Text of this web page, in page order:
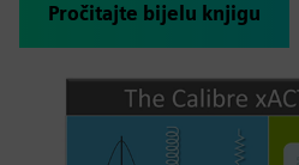
Pročitajte bijelu knjigu